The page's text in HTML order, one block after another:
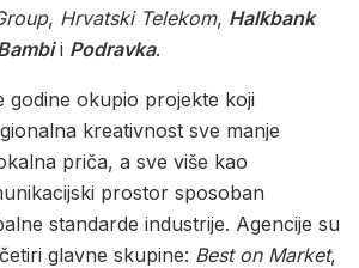
, Hrvatski Telekom, Halkbank
i Podravka.
godine okupio projekte koji
kreativnost sve manje
priča, a sve više kao
prostor sposoban
standarde industrije. Agencije su
glavne skupine: Best on Market,